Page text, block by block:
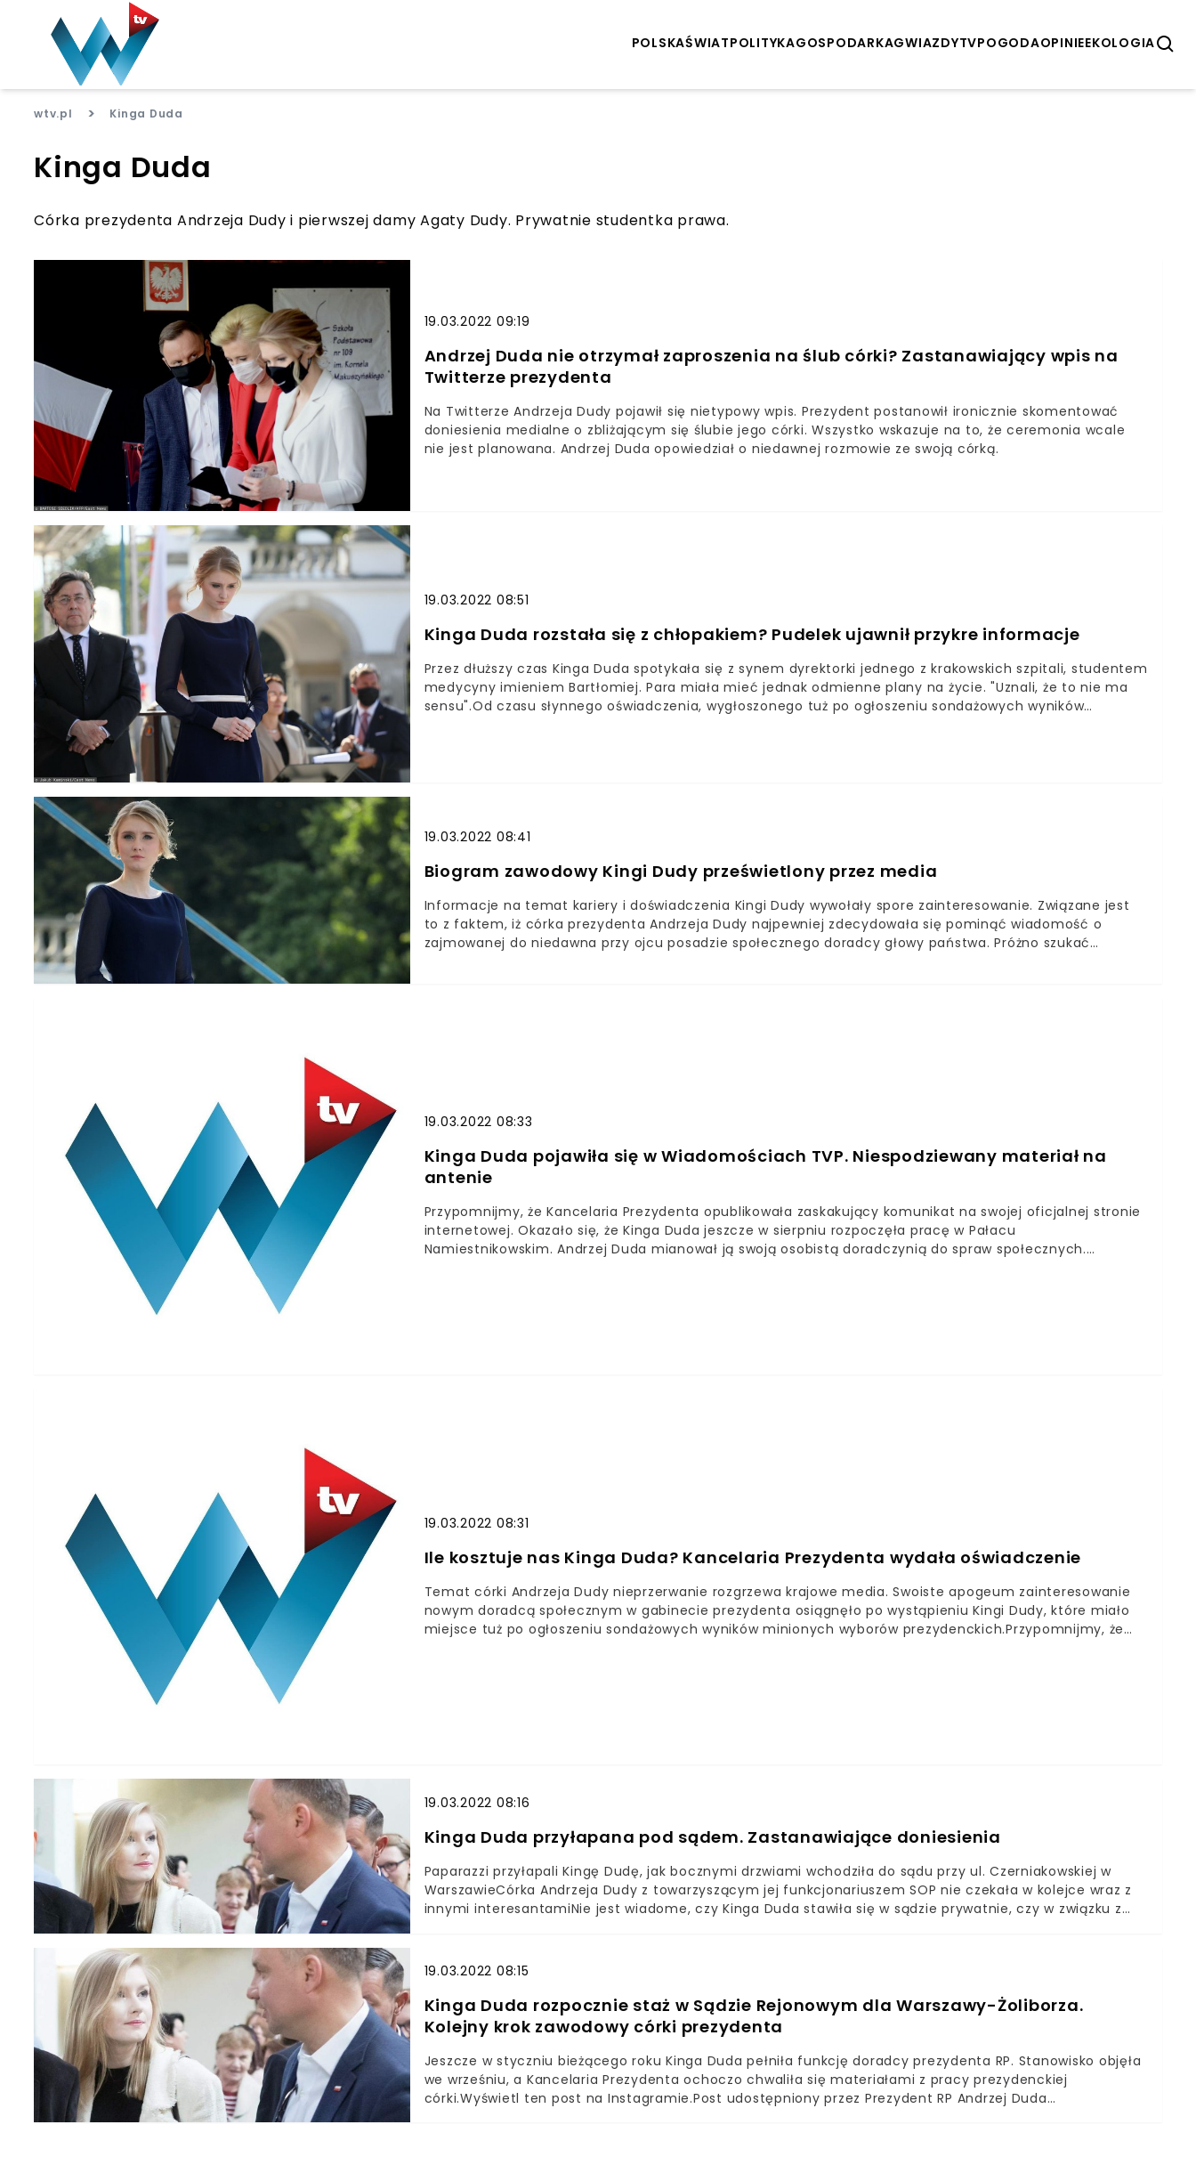
POLSKAŚWIATPOLITYKAGOSPODARKAGWIAZDYTVPOGODAOPINIEEKOLOGIA
wtv.pl > Kinga Duda
Kinga Duda
Córka prezydenta Andrzeja Dudy i pierwszej damy Agaty Dudy. Prywatnie studentka prawa.
19.03.2022 09:19
Andrzej Duda nie otrzymał zaproszenia na ślub córki? Zastanawiający wpis na
Twitterze prezydenta
Na Twitterze Andrzeja Dudy pojawił się nietypowy wpis. Prezydent postanowił ironicznie skomentować
doniesienia medialne o zbliżającym się ślubie jego córki. Wszystko wskazuje na to, że ceremonia wcale
nie jest planowana. Andrzej Duda opowiedział o niedawnej rozmowie ze swoją córką.
19.03.2022 08:51
Kinga Duda rozstała się z chłopakiem? Pudelek ujawnił przykre informacje
Przez dłuższy czas Kinga Duda spotykała się z synem dyrektorki jednego z krakowskich szpitali, studentem
medycyny imieniem Bartłomiej. Para miała mieć jednak odmienne plany na życie. "Uznali, że to nie ma
sensu".Od czasu słynnego oświadczenia, wygłoszonego tuż po ogłoszeniu sondażowych wyników
19.03.2022 08:41
Biogram zawodowy Kingi Dudy prześwietlony przez media
Informacje na temat kariery i doświadczenia Kingi Dudy wywołały spore zainteresowanie. Związane jest
to z faktem, iż córka prezydenta Andrzeja Dudy najpewniej zdecydowała się pominąć wiadomość o
zajmowanej do niedawna przy ojcu posadzie społecznego doradcy głowy państwa. Próżno szukać
19.03.2022 08:33
Kinga Duda pojawiła się w Wiadomościach TVP. Niespodziewany materiał na
antenie
Przypomnijmy, że Kancelaria Prezydenta opublikowała zaskakujący komunikat na swojej oficjalnej stronie
internetowej. Okazało się, że Kinga Duda jeszcze w sierpniu rozpoczęła pracę w Pałacu
Namiestnikowskim. Andrzej Duda mianował ją swoją osobistą doradczynią do spraw społecznych.
19.03.2022 08:31
Ile kosztuje nas Kinga Duda? Kancelaria Prezydenta wydała oświadczenie
Temat córki Andrzeja Dudy nieprzerwanie rozgrzewa krajowe media. Swoiste apogeum zainteresowanie
nowym doradcą społecznym w gabinecie prezydenta osiągnęło po wystąpieniu Kingi Dudy, które miało
miejsce tuż po ogłoszeniu sondażowych wyników minionych wyborów prezydenckich.Przypomnijmy, że
19.03.2022 08:16
Kinga Duda przyłapana pod sądem. Zastanawiające doniesienia
Paparazzi przyłapali Kingę Dudę, jak bocznymi drzwiami wchodziła do sądu przy ul. Czerniakowskiej w
WarszawieCórka Andrzeja Dudy z towarzyszącym jej funkcjonariuszem SOP nie czekała w kolejce wraz z
innymi interesantamiNie jest wiadome, czy Kinga Duda stawiła się w sądzie prywatnie, czy w związku z
opinia publiczna nie przestaje się nią interesować. Córka najważniejszej osoby w państwie nie jest
uwieczniły ją w sytuacji, gdy korzysta z chwili i pielęgnuje swój nikotynowy nałóg. Nie to jednak najbardziej
zainteresowało w związku z fotografiami wykonanymi pod warszawskim sądem.
19.03.2022 08:15
Kinga Duda rozpocznie staż w Sądzie Rejonowym dla Warszawy-Żoliborza.
Kolejny krok zawodowy córki prezydenta
Jeszcze w styczniu bieżącego roku Kinga Duda pełniła funkcję doradcy prezydenta RP. Stanowisko objęła
we wrześniu, a Kancelaria Prezydenta ochoczo chwaliła się materiałami z pracy prezydenckiej
córki.Wyświetl ten post na Instagramie.Post udostępniony przez Prezydent RP Andrzej Duda